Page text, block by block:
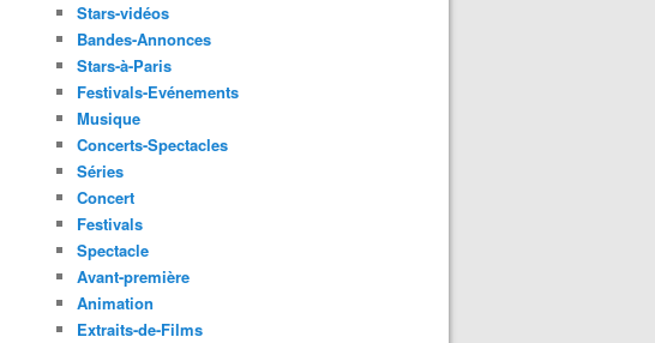
Stars-vidéos
Bandes-Annonces
Stars-à-Paris
Festivals-Evénements
Musique
Concerts-Spectacles
Séries
Concert
Festivals
Spectacle
Avant-première
Animation
Extraits-de-Films